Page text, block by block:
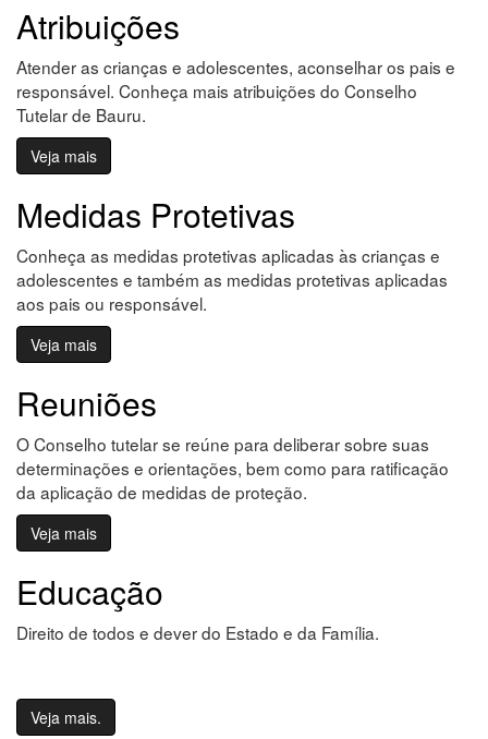
Atribuições
Atender as crianças e adolescentes, aconselhar os pais e
responsável. Conheça mais atribuições do Conselho
Tutelar de Bauru.
Veja mais
Medidas Protetivas
Conheça as medidas protetivas aplicadas às crianças e
adolescentes e também as medidas protetivas aplicadas
aos pais ou responsável.
Veja mais
Reuniões
O Conselho tutelar se reúne para deliberar sobre suas
determinações e orientações, bem como para ratificação
da aplicação de medidas de proteção.
Veja mais
Educação
Direito de todos e dever do Estado e da Família.
Veja mais.